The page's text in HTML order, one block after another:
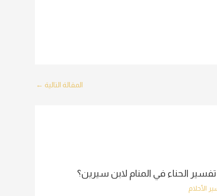
المقالة التالية ←
الحناء في المنام لابن سيرين؟
الأحلام